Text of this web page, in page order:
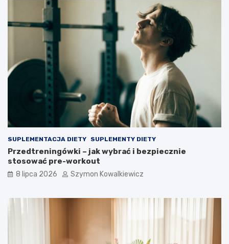
SUPLEMENTACJA DIETY SUPLEMENTY DIETY
Przedtreningówki – jak wybrać i bezpiecznie
stosować pre-workout
8 lipca 2026 Szymon Kowalkiewicz